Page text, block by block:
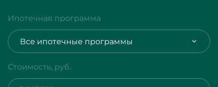
Ипотечная программа
Все ипотечные программы
Стоимость, руб.